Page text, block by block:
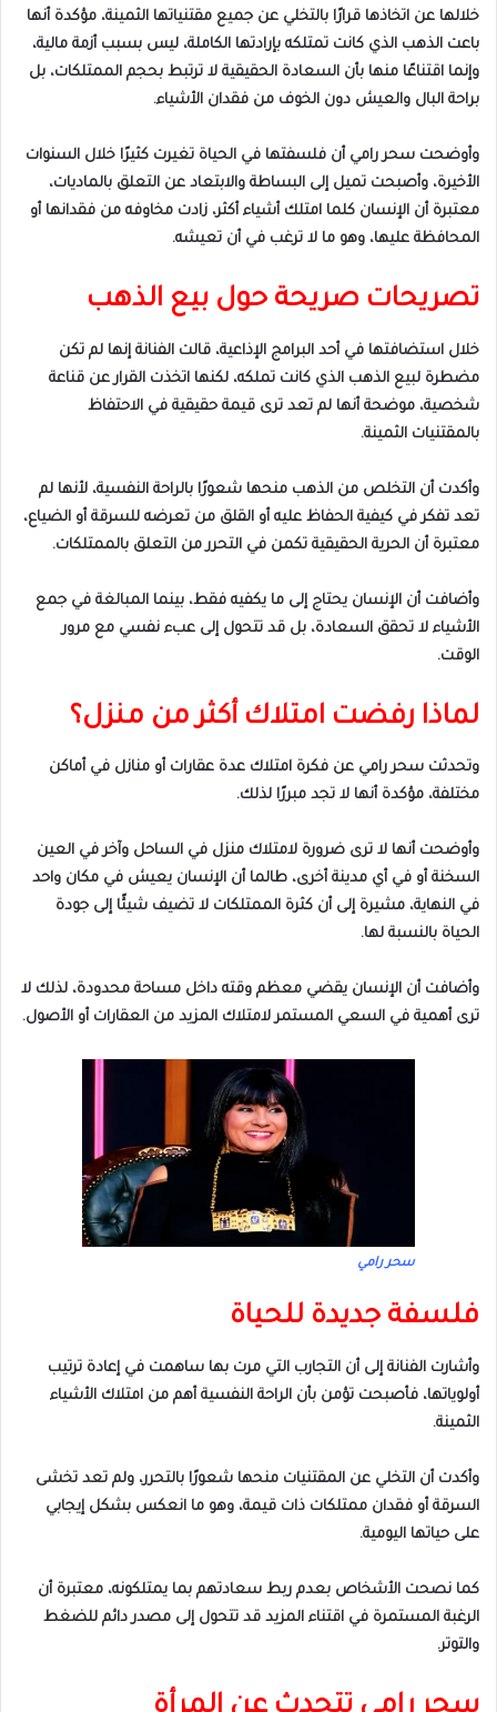
خلالها عن اتخاذها قرارًا بالتخلي عن جميع مقتنياتها الثمينة، مؤكدة أنها
باعت الذهب الذي كانت تمتلكه بإرادتها الكاملة، ليس بسبب أزمة مالية،
وإنما اقتناعًا منها بأن السعادة الحقيقية لا ترتبط بحجم الممتلكات، بل
براحة البال والعيش دون الخوف من فقدان الأشياء.
وأوضحت سحر رامي أن فلسفتها في الحياة تغيرت كثيرًا خلال السنوات
الأخيرة، وأصبحت تميل إلى البساطة والابتعاد عن التعلق بالماديات،
معتبرة أن الإنسان كلما امتلك أشياء أكثر، زادت مخاوفه من فقدانها أو
المحافظة عليها، وهو ما لا ترغب في أن تعيشه.
تصريحات صريحة حول بيع الذهب
خلال استضافتها في أحد البرامج الإذاعية، قالت الفنانة إنها لم تكن
مضطرة لبيع الذهب الذي كانت تملكه، لكنها اتخذت القرار عن قناعة
شخصية، موضحة أنها لم تعد ترى قيمة حقيقية في الاحتفاظ
بالمقتنيات الثمينة.
وأكدت أن التخلص من الذهب منحها شعورًا بالراحة النفسية، لأنها لم
تعد تفكر في كيفية الحفاظ عليه أو القلق من تعرضه للسرقة أو الضياع،
معتبرة أن الحرية الحقيقية تكمن في التحرر من التعلق بالممتلكات.
وأضافت أن الإنسان يحتاج إلى ما يكفيه فقط، بينما المبالغة في جمع
الأشياء لا تحقق السعادة، بل قد تتحول إلى عبء نفسي مع مرور
الوقت.
لماذا رفضت امتلاك أكثر من منزل؟
وتحدثت سحر رامي عن فكرة امتلاك عدة عقارات أو منازل في أماكن
مختلفة، مؤكدة أنها لا تجد مبررًا لذلك.
وأوضحت أنها لا ترى ضرورة لامتلاك منزل في الساحل وآخر في العين
السخنة أو في أي مدينة أخرى، طالما أن الإنسان يعيش في مكان واحد
في النهاية، مشيرة إلى أن كثرة الممتلكات لا تضيف شيئًا إلى جودة
الحياة بالنسبة لها.
وأضافت أن الإنسان يقضي معظم وقته داخل مساحة محدودة، لذلك لا
ترى أهمية في السعي المستمر لامتلاك المزيد من العقارات أو الأصول.
سحر رامي
فلسفة جديدة للحياة
وأشارت الفنانة إلى أن التجارب التي مرت بها ساهمت في إعادة ترتيب
أولوياتها، فأصبحت تؤمن بأن الراحة النفسية أهم من امتلاك الأشياء
الثمينة.
وأكدت أن التخلي عن المقتنيات منحها شعورًا بالتحرر، ولم تعد تخشى
السرقة أو فقدان ممتلكات ذات قيمة، وهو ما انعكس بشكل إيجابي
على حياتها اليومية.
كما نصحت الأشخاص بعدم ربط سعادتهم بما يمتلكونه، معتبرة أن
الرغبة المستمرة في اقتناء المزيد قد تتحول إلى مصدر دائم للضغط
والتوتر.